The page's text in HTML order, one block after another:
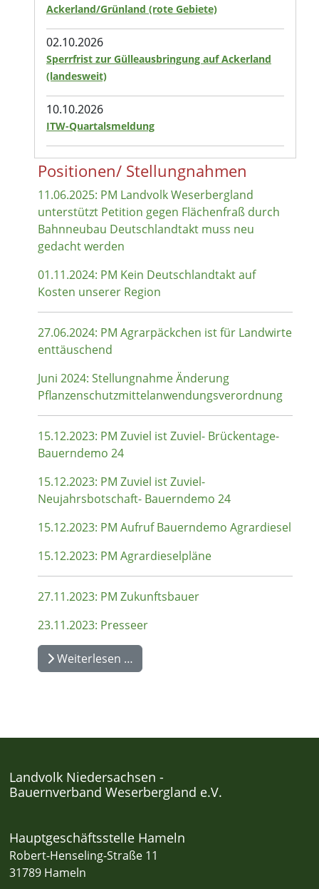
Ackerland/Grünland (rote Gebiete)
02.10.2026
Sperrfrist zur Gülleausbringung auf Ackerland
(landesweit)
10.10.2026
ITW-Quartalsmeldung
Positionen/ Stellungnahmen
11.06.2025: PM Landvolk Weserbergland
unterstützt Petition gegen Flächenfraß durch
Bahnneubau Deutschlandtakt muss neu
gedacht werden
01.11.2024: PM Kein Deutschlandtakt auf
Kosten unserer Region
27.06.2024: PM Agrarpäckchen ist für Landwirte
enttäuschend
Juni 2024: Stellungnahme Änderung
Pflanzenschutzmittelanwendungsverordnung
15.12.2023: PM Zuviel ist Zuviel- Brückentage-
Bauerndemo 24
15.12.2023: PM Zuviel ist Zuviel-
Neujahrsbotschaft- Bauerndemo 24
15.12.2023: PM Aufruf Bauerndemo Agrardiesel
15.12.2023: PM Agrardieselpläne
27.11.2023: PM Zukunftsbauer
23.11.2023: Presseer
Weiterlesen …
Landvolk Niedersachsen -
Bauernverband Weserbergland e.V.
Hauptgeschäftsstelle Hameln
Robert-Henseling-Straße 11
31789 Hameln